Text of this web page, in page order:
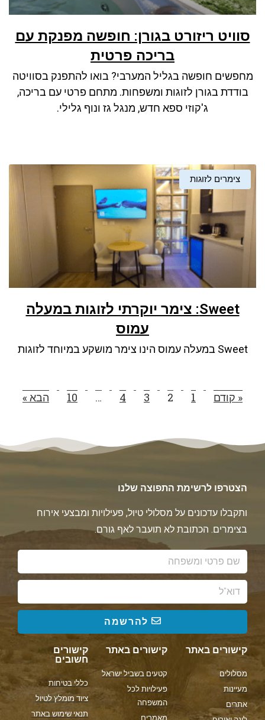
סוויט ריזורט בגורן: חופשה מפנקת עם
בריכה פרטית
מחפשים חופשה בגליל המערבי? בואו להתפנק בסוויטה
בודדת בגורן לזוגות ומשפחות. מתחם פרטי עם בריכה,
ג'קוזי ספא חדש, מנגל גז ונוף גלילי.
צימרים לזוגות
Sweet: צימר יוקרתי לזוגות במעלה
עמוס
Sweet במעלה עמוס הינו צימר מושקע במיוחד לזוגות
« קודם 1
2
3
4
…
10 הבא »
הצטרפו לרשימת התפוצה שלנו
ותקבלו עדכונים על מסלולי טיול, פעילויות ומבצעי אירוח
בצימרים. הכתובת לא תועבר לאף גורם.
להרשמה
קישורים באתר
מסלולים
מעיינות
אתרים
קישורים באתר
קטעים בשביל ישראל
פעילויות לכל
המשפחה
מאמרים
קישורים
חשובים
כללי בטיחות
ציוד מומלץ לטיול
תנאי שימוש באתר